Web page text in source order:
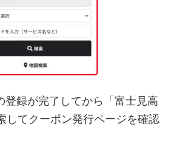
登録が完了してから「富士見高
してクーポン発行ページを確認